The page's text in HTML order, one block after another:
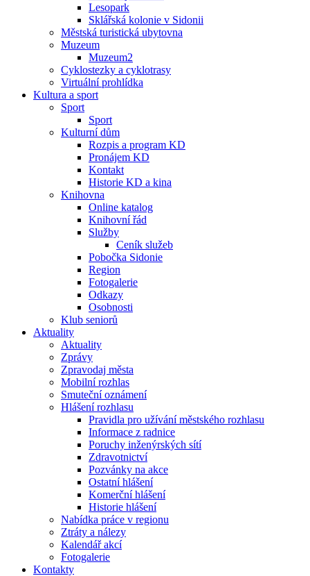
Lesopark
Sklářská kolonie v Sidonii
Městská turistická ubytovna
Muzeum
Muzeum2
Cyklostezky a cyklotrasy
Virtuální prohlídka
Kultura a sport
Sport
Sport
Kulturní dům
Rozpis a program KD
Pronájem KD
Kontakt
Historie KD a kina
Knihovna
Online katalog
Knihovní řád
Služby
Ceník služeb
Pobočka Sidonie
Region
Fotogalerie
Odkazy
Osobnosti
Klub seniorů
Aktuality
Aktuality
Zprávy
Zpravodaj města
Mobilní rozhlas
Smuteční oznámení
Hlášení rozhlasu
Pravidla pro užívání městského rozhlasu
Informace z radnice
Poruchy inženýrských sítí
Zdravotnictví
Pozvánky na akce
Ostatní hlášení
Komerční hlášení
Historie hlášení
Nabídka práce v regionu
Ztráty a nálezy
Kalendář akcí
Fotogalerie
Kontakty